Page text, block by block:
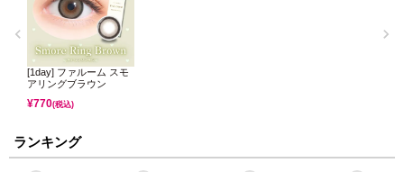
[1day] ファルーム スモ
アリングブラウン
¥770(税込)
ランキング